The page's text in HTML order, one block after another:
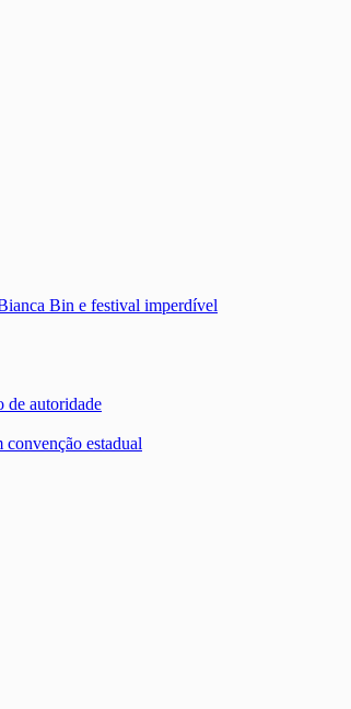
Bin e festival imperdível
de autoridade
estadual